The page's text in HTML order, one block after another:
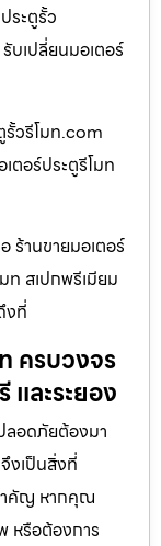
ะตูรั้ว
บเปลี่ยนมอเตอร์
รั้วรีโมท.com
ตอร์ประตูรีโมท
ร้านขายมอเตอร์
ท สเปกพรีเมียม
งที่
ครบวงจร
ละระยอง
ลอดภัยต้องมา
งเป็นสิ่งที่
ำคัญ หากคุณ
หรือต้องการ